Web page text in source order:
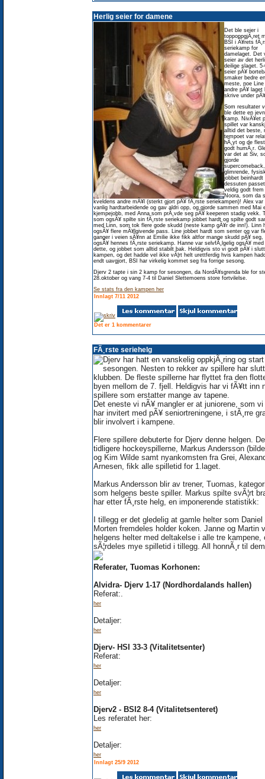
Herlig seier for damene
Det ble seier i
toppoppgjÃ¸ret
BSI i Ã¥rets
seriekamp for
damelaget. Det
seier av det
deilige slaget. 5-
seier pÃ¥
smaker bedre
meste, noe Line
andre pÃ¥ laget
skrive under
Som resultater
ble dette en jevn
kamp. NivÃ¥et
spillet var
alltid det beste,
tempoet var
hÃ¸yt og de
godt humÃ¸r.
var det at Siv,
gjorde
glimrende,
jobbet beinhardt
dessuten passet
veldig godt frem
Noora, som da
kveldens andre mÃ¥l (sterkt gjort pÃ¥ fÃ¸rste seriekampen)! Alex var
vanlig hardtarbeidende og gav aldri opp, og gjorde sammen med Mai
kjempejobb, med Anna som prÃ¸vde seg pÃ¥ keeperen stadig vekk.
som ogsÃ¥ spilte sin fÃ¸rste seriekamp jobbet hardt og spilte godt
med Linn, som tok flere gode skudd (neste kamp gÃ¥r de inn!). Linn
ogsÃ¥ flere mÃ¥lgivende pass. Line jobbet hardt som senter og var
ganger i veien sÃ¥nn at Emilie ikke fikk altfor mange skudd pÃ¥ seg,
ogsÃ¥ hennes fÃ¸rste seriekamp. Hanne var selvfÃ¸lgelig ogsÃ¥ med
dette, og jobbet som alltid stabilt bak. Heldigvis sto vi godt pÃ¥ i
kampen, og det hadde vel ikke vÃ¦rt helt urettferdig hvis kampen
endt uavgjort, BSI har virkelig kommet seg fra forrige sesong.
Djerv 2 tapte i sin 2 kamp for sesongen, da NordÃ¥sgrenda ble for
28.oktober og vang 7-4 til Daniel Slettemoens store fortvilelse.
Se stats fra den kampen her
Innlagt 7/11 2012
Det er 1 kommentarer
FÃ¸rste seriehelg
Djerv har hatt en vanskelig oppkjÃ¸ring og
sesongen. Nesten to rekker av spillere har
klubben. De fleste spillerne har flyttet fra den
byen mellom de 7. fjell. Heldigvis har vi fÃ¥tt inn
spillere som erstatter mange av tapene.
Det eneste vi nÃ¥ mangler er at juniorene, som vi
har invitert med pÃ¥ seniortreningene, i stÃ¸rre
blir involvert i kampene.
Flere spillere debuterte for Djerv denne helgen. De
tidligere hockeyspillerne, Markus Andersson
og Kim Wilde samt nyankomsten fra Grei,
Arnesen, fikk alle spilletid for 1.laget.
Markus Andersson blir av trener, Tuomas,
som helgens beste spiller. Markus spilte svÃ¦rt
har etter fÃ¸rste helg, en imponerende statistikk:
I tillegg er det gledelig at gamle helter som Daniel
Morten fremdeles holder koken. Janne og Martin
helgens helter med deltakelse i alle tre kampene,
sÃ¦rdeles mye spilletid i tillegg. All honnÃ¸r til
Referater, Tuomas Korhonen:
Alvidra- Djerv 1-17 (Nordhordalands hallen)
Referat:.
her
Detaljer:
her
Djerv- HSI 33-3 (Vitalitetsenter)
Referat:
her
Detaljer:
her
Djerv2 - BSI2 8-4 (Vitalitetsenteret)
Les referatet her:
her
Detaljer:
her
Innlagt 25/9 2012